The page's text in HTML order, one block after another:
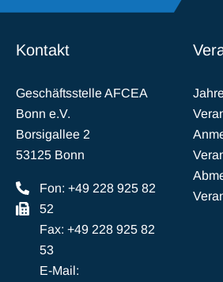
Kontakt
Geschäftsstelle AFCEA
Bonn e.V.
Borsigallee 2
53125 Bonn
Fon: +49 228 925 82
52
Fax: +49 228 925 82
53
E-Mail: